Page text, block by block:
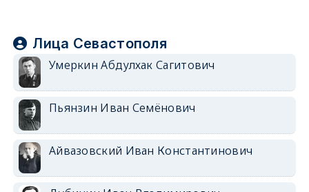
Лица Севастополя
Умеркин Абдулхак Сагитович
Пьянзин Иван Семёнович
Айвазовский Иван Константинович